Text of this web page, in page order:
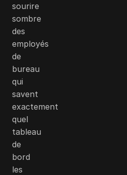
sourire
sombre
des
employés
de
bureau
qui
savent
exactement
quel
tableau
de
bord
les